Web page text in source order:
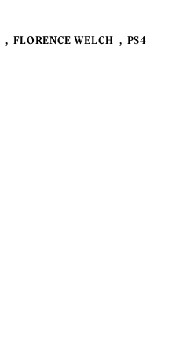
FLORENCE WELCH
PS4